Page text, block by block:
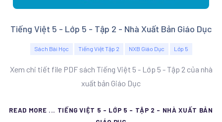
Tiếng Việt 5 - Lớp 5 - Tập 2 - Nhà Xuất Bản Giáo Dục
Sách Bài Học Tiếng Việt Tập 2 NXB Giáo Dục Lớp 5
Xem chi tiết file PDF sách Tiếng Việt 5 - Lớp 5 - Tập 2 của nhà
xuất bản Giáo Dục
READ MORE ... TIẾNG VIỆT 5 - LỚP 5 - TẬP 2 - NHÀ XUẤT BẢN